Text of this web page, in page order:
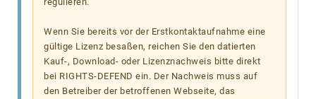
Wenn Sie bereits vor der Erstkontaktaufnahme eine
gültige Lizenz besaßen, reichen Sie den datierten
Kauf-, Download- oder Lizenznachweis bitte direkt
bei RIGHTS-DEFEND ein. Der Nachweis muss auf
den Betreiber der betroffenen Webseite, das